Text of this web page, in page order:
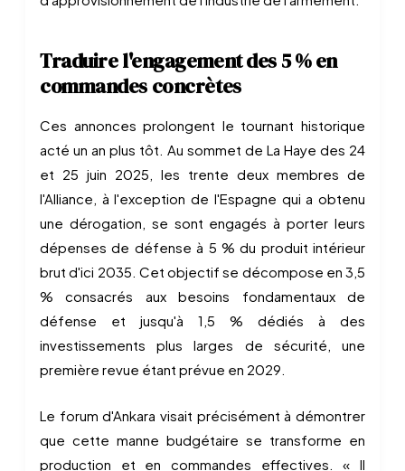
Traduire l'engagement des 5 % en
commandes concrètes
Ces annonces prolongent le tournant historique
acté un an plus tôt. Au sommet de La Haye des 24
et 25 juin 2025, les trente deux membres de
l'Alliance, à l'exception de l'Espagne qui a obtenu
une dérogation, se sont engagés à porter leurs
dépenses de défense à 5 % du produit intérieur
brut d'ici 2035. Cet objectif se décompose en 3,5
% consacrés aux besoins fondamentaux de
défense et jusqu'à 1,5 % dédiés à des
investissements plus larges de sécurité, une
première revue étant prévue en 2029.
Le forum d'Ankara visait précisément à démontrer
que cette manne budgétaire se transforme en
production et en commandes effectives. « Il